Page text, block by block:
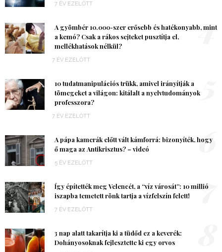
7 ÉV EZELŐTT
A gyömbér 10.000-szer erősebb és hatékonyabb, mint
a kemó? Csak a rákos sejteket pusztítja el,
mellékhatások nélkül?
7 ÉV EZELŐTT
4
10 tudatmanipulációs trükk, amivel irányítják a
tömegeket a világon: kitálalt a nyelvtudományok
professzora?
7 ÉV EZELŐTT
A pápa kamerák előtt vált kámforrá: bizonyíték, hogy
ő maga az Antikrisztus? – videó
5 ÉV EZELŐTT
6
Így építették meg Velencét, a “víz városát”: 10 millió
iszapba temetett rönk tartja a vízfelszín felett!
7 ÉV EZELŐTT
7
3 nap alatt takarítja ki a tüdőd ez a keverék:
Dohányosoknak fejlesztette ki egy orvos